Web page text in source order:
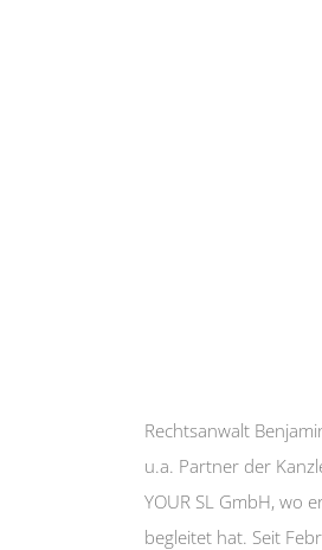
Rechtsanwalt
u.a. Partner der
YOUR SL GmbH, wo
begleitet hat. Seit